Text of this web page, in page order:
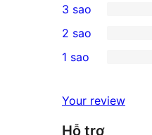
star
reviews
4-
star
reviews
0
3-
star
3 sao
2-
reviews
2 sao
star
reviews
1 sao
Your review
Hỗ trợ